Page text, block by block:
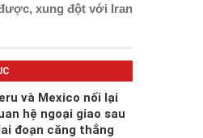
xung đột với Iran
và Mexico nối lại
hệ ngoại giao sau
đoạn căng thẳng